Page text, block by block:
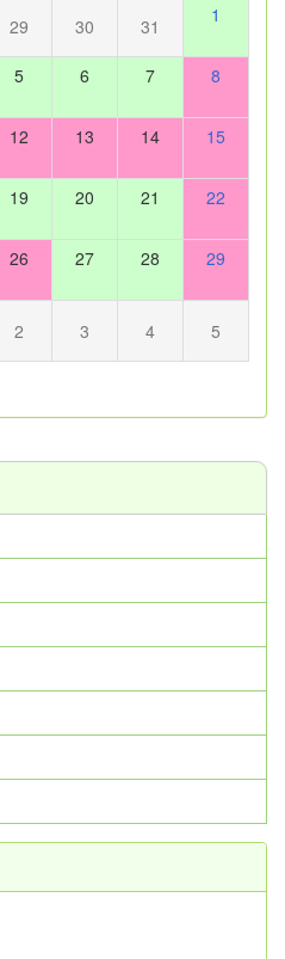
29 30 31 1
5 6 7 8
12 13 14 15
19 20 21 22
26 27 28 29
2 3 4 5